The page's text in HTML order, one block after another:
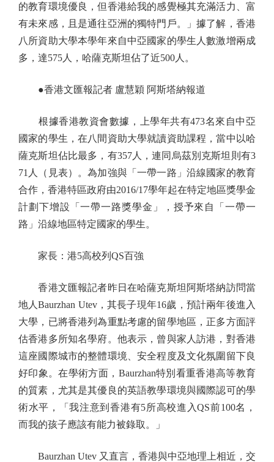
的教育環境優良，但香港給我的感覺極其充滿活力、富
有未來感，且是通往亞洲的獨特門戶。」據了解，香港
八所資助大學本學年來自中亞國家的學生人數激增兩成
多，達575人，哈薩克斯坦佔了近500人。
●香港文匯報記者 盧慧穎 阿斯塔納報道
根據香港教資會數據，上學年共有473名來自中亞
國家的學生，在八間資助大學就讀資助課程，當中以哈
薩克斯坦佔比最多，有357人，連同烏茲別克斯坦則有3
71人（見表）。為加強與「一帶一路」沿線國家的教育
合作，香港特區政府由2016/17學年起在特定地區獎學金
計劃下增設「一帶一路獎學金」，授予來自「一帶一
路」沿線地區特定國家的學生。
家長：港5高校列QS百強
香港文匯報記者昨日在哈薩克斯坦阿斯塔納訪問當
地人Baurzhan Utev，其長子現年16歲，預計兩年後進入
大學，已將香港列為重點考慮的留學地區，正多方面評
估香港多所知名學府。他表示，曾與家人訪港，對香港
這座國際城市的整體環境、安全程度及文化氛圍留下良
好印象。在學術方面，Baurzhan特別看重香港高等教育
的質素，尤其是其優良的英語教學環境與國際認可的學
術水平，「我注意到香港有5所高校進入QS前100名，
而我的孩子應該有能力被錄取。」
Baurzhan Utev 又直言，香港與中亞地理上相近，交